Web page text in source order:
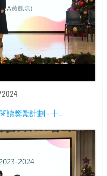
讀獎勵計劃 - 十...